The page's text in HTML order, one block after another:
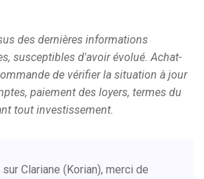
des dernières informations
susceptibles d'avoir évolué. Achat-
de vérifier la situation à jour
paiement des loyers, termes du
tout investissement.
Clariane (Korian), merci de